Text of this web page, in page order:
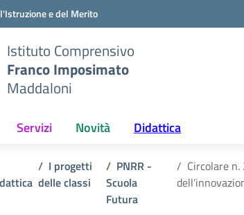
e del Merito
Istituto Comprensivo
Franco Imposimato
Maddaloni
Servizi Novità Didattica
I progetti
delle classi
PNRR -
Scuola
Futura
Circolare